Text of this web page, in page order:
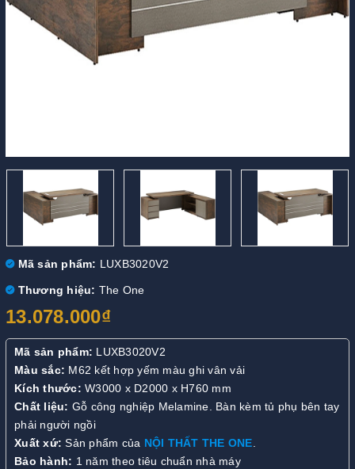
Mã sản phẩm: LUXB3020V2
Thương hiệu: The One
13.078.000₫
Mã sản phẩm: LUXB3020V2
Màu sắc: M62 kết hợp yếm màu ghi vân vải
Kích thước: W3000 x D2000 x H760 mm
Chất liệu: Gỗ công nghiệp Melamine. Bàn kèm tủ phụ bên tay
phải người ngồi
Xuất xứ:Sản phẩm của NỘI THẤT THE ONE.
Bảo hành: 1 năm theo tiêu chuẩn nhà máy